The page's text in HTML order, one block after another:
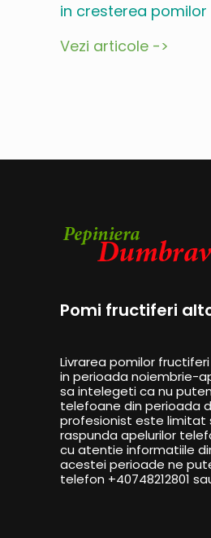
in cresterea
Vezi articole ->
Pomi fructiferi
Livrarea pomilor
in perioada noiembrie-
sa intelegeti ca nu
telefoane din perioada
profesionist este limitat
raspunda apelurilor
cu atentie informatiile
acestei perioade ne
telefon +40748212801